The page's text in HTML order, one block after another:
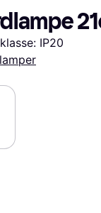
IP20